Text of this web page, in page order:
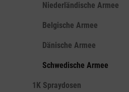
Niederländische Armee
Belgische Armee
Dänische Armee
Schwedische Armee
1K Spraydosen